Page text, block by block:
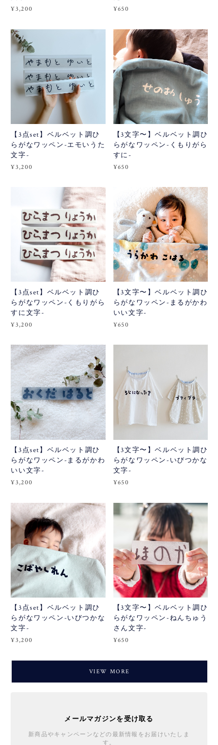
¥3,200 ¥650
【3点set】ベルベット調ひ
らがなワッペン-エモいうた
文字-
¥3,200
【3文字〜】ベルベット調ひ
らがなワッペン-くもりがら
すに-
¥650
【3点set】ベルベット調ひ
らがなワッペン-くもりがら
すに文字-
¥3,200
【3文字〜】ベルベット調ひ
らがなワッペン-まるがかわ
いい文字-
¥650
【3点set】ベルベット調ひ
らがなワッペン-まるがかわ
いい文字-
¥3,200
【3文字〜】ベルベット調ひ
らがなワッペン-いびつかな
文字-
¥650
【3点set】ベルベット調ひ
らがなワッペン-いびつかな
文字-
¥3,200
【3文字〜】ベルベット調ひ
らがなワッペン-ねんちゅう
さん文字-
¥650
VIEW MORE
メールマガジンを受け取る
新商品やキャンペーンなどの最新情報をお届けいたしま
す。